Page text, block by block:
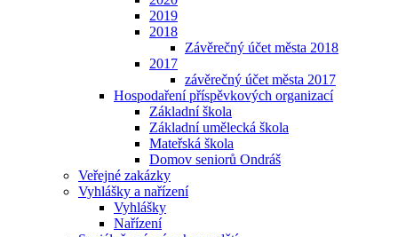
2019
2018
Závěrečný účet města 2018
2017
závěrečný účet města 2017
Hospodaření příspěvkových organizací
Základní škola
Základní umělecká škola
Mateřská škola
Domov seniorů Ondráš
Veřejné zakázky
Vyhlášky a nařízení
Vyhlášky
Nařízení